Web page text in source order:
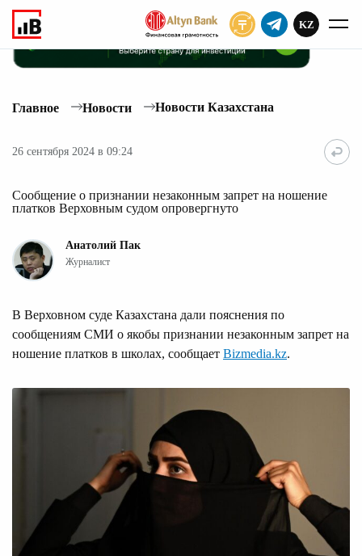
KZ
Главное Новости Новости Казахстана
26 сентября 2024 в 09:24
Сообщение о признании незаконным запрет на ношение
платков Верховным судом опровергнуто
Анатолий Пак
Журналист
В Верховном суде Казахстана дали пояснения по
сообщениям СМИ о якобы признании незаконным запрет на
ношение платков в школах, сообщает Bizmedia.kz.